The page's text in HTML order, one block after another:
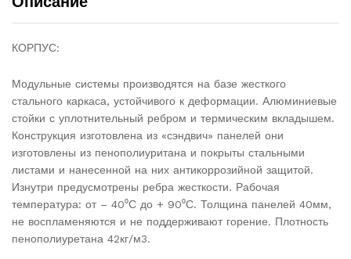
КОРПУС:
Модульные системы производятся на базе жесткого
стального каркаса, устойчивого к деформации. Алюминиевые
стойки с уплотнительный ребром и термическим вкладышем.
Конструкция изготовлена из «сэндвич» панелей они
изготовлены из пенополиуритана и покрыты стальными
листами и нанесенной на них антикоррозийной защитой.
Изнутри предусмотрены ребра жесткости. Рабочая
температура: от – 40⁰С до + 90⁰С. Толщина панелей 40мм,
не воспламеняются и не поддерживают горение. Плотность
пенополиуретана 42кг/м3.